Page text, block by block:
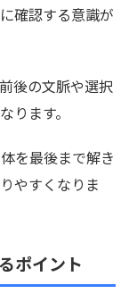
確認する意識が
後の文脈や選択
ります。
を最後まで解き
やすくなりま
ポイント